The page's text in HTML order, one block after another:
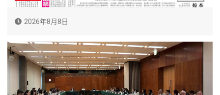
2026年8月8日